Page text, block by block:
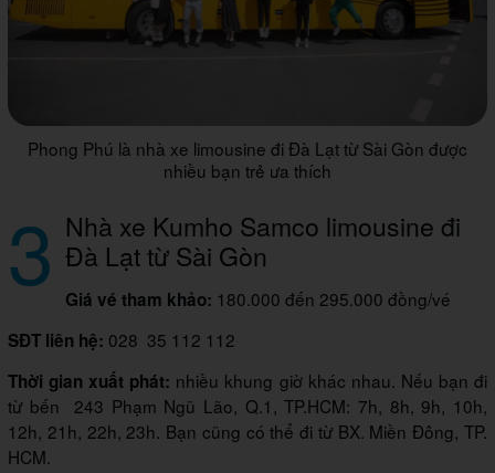
Phong Phú là nhà xe limousine đi Đà Lạt từ Sài Gòn được
nhiều bạn trẻ ưa thích
3 Nhà xe Kumho Samco limousine đi
Đà Lạt từ Sài Gòn
Giá vé tham khảo: 180.000 đến 295.000 đồng/vé
SĐT liên hệ: 028 35 112 112
Thời gian xuất phát: nhiều khung giờ khác nhau. Nếu bạn đi
từ bến 243 Phạm Ngũ Lão, Q.1, TP.HCM: 7h, 8h, 9h, 10h,
12h, 21h, 22h, 23h. Bạn cũng có thể đi từ BX. Miền Đông, TP.
HCM.